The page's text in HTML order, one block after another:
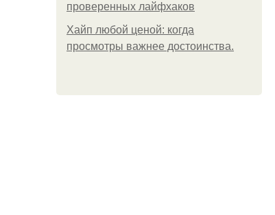
проверенных лайфхаков
Хайп любой ценой: когда
просмотры важнее достоинства.